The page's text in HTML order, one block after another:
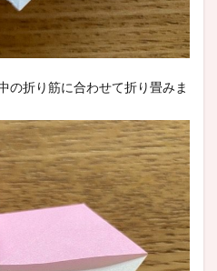
の折り筋に合わせて折り畳みま